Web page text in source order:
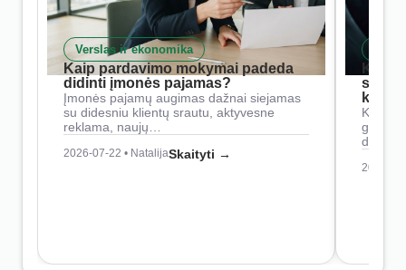
Verslas ir ekonomika
Kaip pardavimo mokymai padeda
didinti įmonės pajamas?
Įmonės pajamų augimas dažnai siejamas
su didesniu klientų srautu, aktyvesne
reklama, naujų…
2026-07-22 • NatalijaSkaityti →
Kaip
2026-